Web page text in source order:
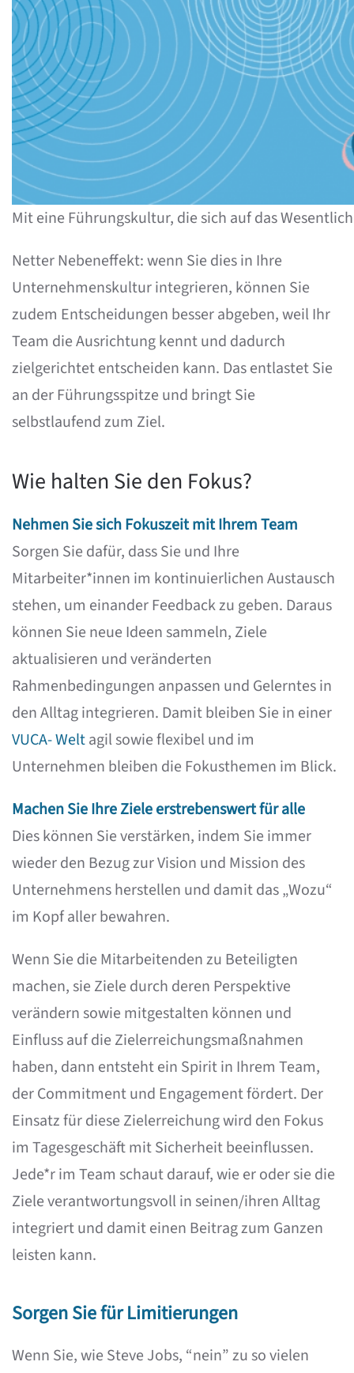
Mit eine Führungskultur, die sich auf das
Netter Nebeneffekt: wenn Sie dies in Ihre
Unternehmenskultur integrieren, können Sie
zudem Entscheidungen besser abgeben, weil Ihr
Team die Ausrichtung kennt und dadurch
zielgerichtet entscheiden kann. Das entlastet Sie
an der Führungsspitze und bringt Sie
selbstlaufend zum Ziel.
Wie halten Sie den Fokus?
Nehmen Sie sich Fokuszeit mit Ihrem Team
Sorgen Sie dafür, dass Sie und Ihre
Mitarbeiter*innen im kontinuierlichen Austausch
stehen, um einander Feedback zu geben. Daraus
können Sie neue Ideen sammeln, Ziele
aktualisieren und veränderten
Rahmenbedingungen anpassen und Gelerntes in
den Alltag integrieren. Damit bleiben Sie in einer
VUCA- Weltagil sowie flexibel und im
Unternehmen bleiben die Fokusthemen im Blick.
Machen Sie Ihre Ziele erstrebenswert für alle
Dies können Sie verstärken, indem Sie immer
wieder den Bezug zur Vision und Mission des
Unternehmens herstellen und damit das „Wozu“
im Kopf aller bewahren.
Wenn Sie die Mitarbeitenden zu Beteiligten
machen, sie Ziele durch deren Perspektive
verändern sowie mitgestalten können und
Einfluss auf die Zielerreichungsmaßnahmen
haben, dann entsteht ein Spirit in Ihrem Team,
der Commitment und Engagement fördert. Der
Einsatz für diese Zielerreichung wird den Fokus
im Tagesgeschäft mit Sicherheit beeinflussen.
Jede*r im Team schaut darauf, wie er oder sie die
Ziele verantwortungsvoll in seinen/ihren Alltag
integriert und damit einen Beitrag zum Ganzen
leisten kann.
Sorgen Sie für Limitierungen
Wenn Sie, wie Steve Jobs, “nein” zu so vielen